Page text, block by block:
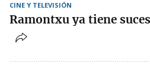
CINE Y TELEVISIÓN
Ramontxu ya tiene